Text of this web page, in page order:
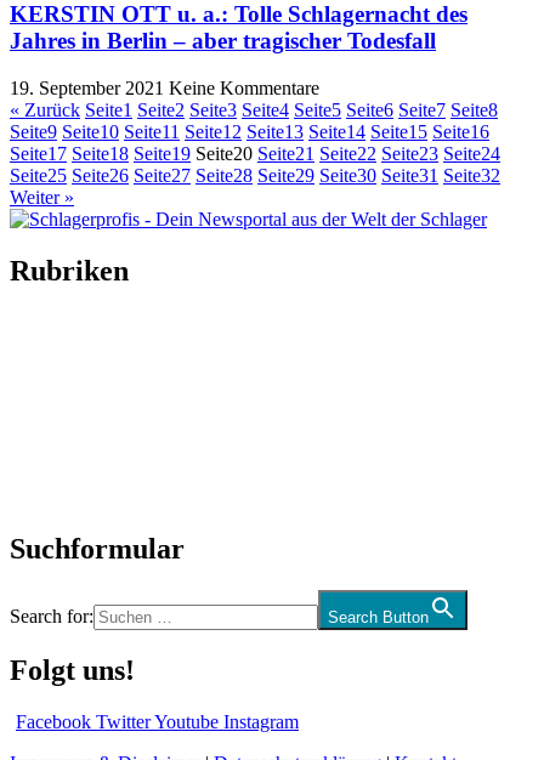
KERSTIN OTT u. a.: Tolle Schlagernacht des
Jahres in Berlin – aber tragischer Todesfall
19. September 2021 Keine Kommentare
« Zurück Seite1 Seite2 Seite3 Seite4 Seite5 Seite6 Seite7 Seite8
Seite9 Seite10 Seite11 Seite12 Seite13 Seite14 Seite15 Seite16
Seite17 Seite18 Seite19 Seite20 Seite21 Seite22 Seite23 Seite24
Seite25 Seite26 Seite27 Seite28 Seite29 Seite30 Seite31 Seite32
Weiter »
Rubriken
Suchformular
Search for: Search Button
Folgt uns!
Facebook TwitterYoutube Instagram